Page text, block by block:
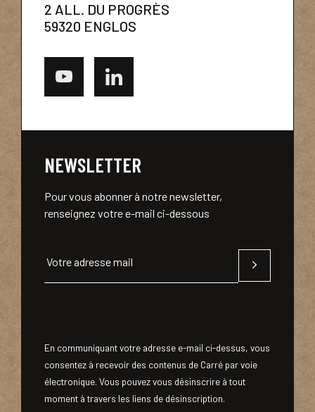
2 ALL. DU PROGRÈS
59320 ENGLOS
NEWSLETTER
Pour vous abonner à notre newsletter,
renseignez votre e-mail ci-dessous
Votre adresse mail
En communiquant votre adresse e-mail ci-dessus, vous
consentez à recevoir des contenus de Carré par voie
électronique. Vous pouvez vous désinscrire à tout
moment à travers les liens de désinscription.